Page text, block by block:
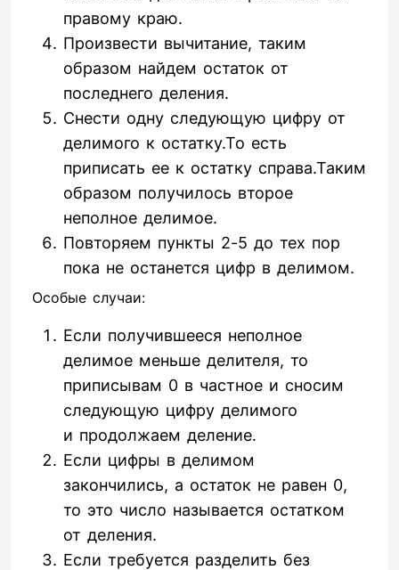
правому краю.
Произвести вычитание, таким
образом найдем остаток от
последнего деления.
Снести одну следующую цифру от
делимого к остатку.То есть
приписать ее к остатку справа.Таким
образом получилось второе
неполное делимое.
Повторяем пункты 2-5 до тех пор
пока не останется цифр в делимом.
Особые случаи:
Если получившееся неполное
делимое меньше делителя, то
приписывам 0 в частное и сносим
следующую цифру делимого
и продолжаем деление.
Если цифры в делимом
закончились, а остаток не равен 0,
то это число называется остатком
от деления.
Если требуется разделить без